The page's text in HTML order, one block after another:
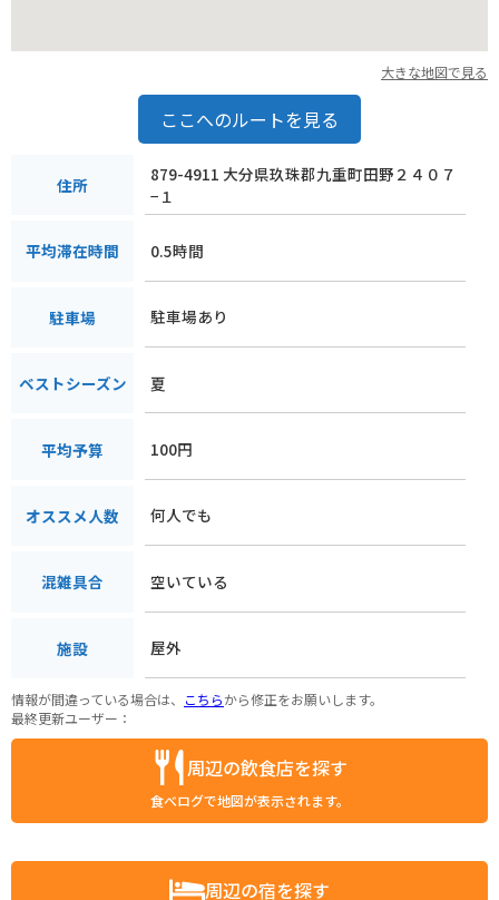
大きな地図で見る
ここへのルートを見る
住所
879-4911 大分県玖珠郡九重町田野２４０７
−１
平均滞在時間 0.5時間
駐車場 駐車場あり
ベストシーズン 夏
平均予算 100円
オススメ人数 何人でも
混雑具合 空いている
施設 屋外
情報が間違っている場合は、 こちらから修正をお願いします。
最終更新ユーザー：
周辺の飲食店を探す
食べログで地図が表示されます。
周辺の宿を探す